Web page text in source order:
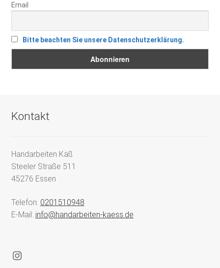
Email
Bitte beachten Sie unsere Datenschutzerklärung.
Kontakt
Handarbeiten Käß
Steeler Straße 511
45276 Essen
Telefon: 0201510948
E-Mail: info@handarbeiten-kaess.de
Instagram